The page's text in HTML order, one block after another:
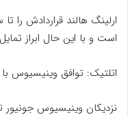
است و با این حال ابراز
اتلتیک: توافق وینیسیوس
نزدیکان وینیسیوس جونیور